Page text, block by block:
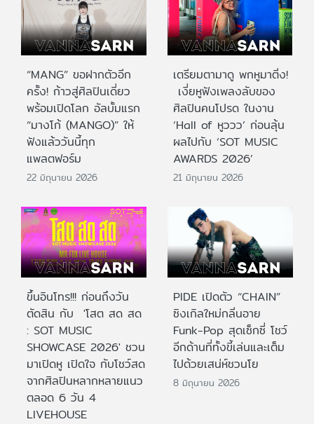
“MANG” ขอฝากตัวอีก
ครั้ง! ก้าวสู่ศิลปินเดี่ยว
พร้อมเปิดโลก อัลบั้มแรก
“มางโก้ (MANGO)” ให้
ฟังแล้ววันนี้ทุก
แพลตฟอร์ม
22 มิถุนายน 2026
เตรียมตามาดู พกหูมาติ่ง!
เงี่ยหูฟังเพลงลับของ
ศิลปินคนโปรด ในงาน
‘Hall of หูววว’ ก่อนลุ้น
ผลไปกับ ‘SOT MUSIC
AWARDS 2026’
21 มิถุนายน 2026
ขึ้นอินโทร!!! ก่อนถึงวัน
ตัดสิน กับ 'โสต สด สด
: SOT MUSIC
SHOWCASE 2026' ชวน
มาเปิดหู เปิดใจ กับโชว์สด
จากศิลปินหลากหลายแนว
ตลอด 6 วัน 4
LIVEHOUSE
PIDE เปิดตัว “CHAIN”
ซิงเกิลใหม่กลิ่นอาย
Funk-Pop สุดเซ็กซี่ โชว์
อีกด้านที่ทั้งขี้เล่นและเต็ม
ไปด้วยเสน่ห์ชวนโย
8 มิถุนายน 2026